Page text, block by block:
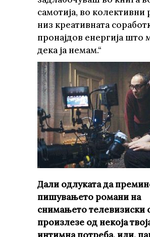
самотија, во колективни
низ креативната
пронајдов енергија што
дека ја немам.“
Дали одлуката да
пишувањето романи на
снимањето телевизиски
произлезе од некоја